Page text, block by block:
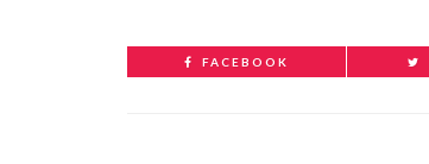
FACEBOOK